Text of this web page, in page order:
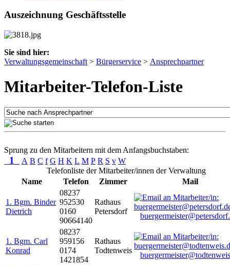
Auszeichnung Geschäftsstelle
Sie sind hier:
Verwaltungsgemeinschaft > Bürgerservice > Ansprechpartner
Mitarbeiter-Telefon-Liste
Sprung zu den Mitarbeitern mit dem Anfangsbuchstaben:
1 A B C f G H K L M P R S v W
Telefonliste der Mitarbeiter/innen der Verwaltung
Name
Telefon Zimmer Mail
1. Bgm. Binder
Dietrich
08237
952530
0160
90664140
Rathaus
Petersdorf
1. Bgm. Carl
Konrad
08237
959156
0174
1421854
Rathaus
Todtenweis